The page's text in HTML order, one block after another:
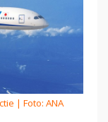
| Foto: ANA